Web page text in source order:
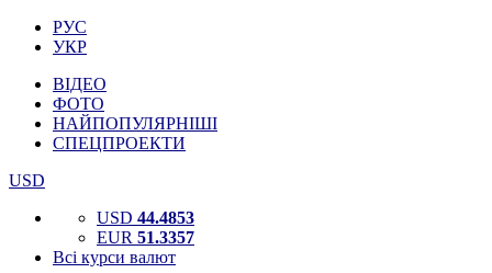
РУС
УКР
ВІДЕО
ФОТО
НАЙПОПУЛЯРНІШІ
СПЕЦПРОЕКТИ
USD
USD 44.4853
EUR 51.3357
Всі курси валют